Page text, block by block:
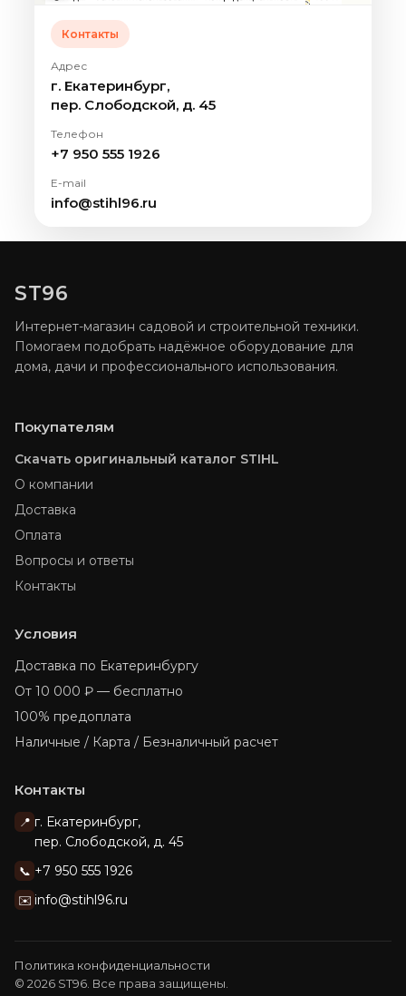
Контакты
Адрес
г. Екатеринбург,
пер. Слободской, д. 45
Телефон
+7 950 555 1926
E-mail
info@stihl96.ru
ST96
Интернет-магазин садовой и строительной техники.
Помогаем подобрать надёжное оборудование для
дома, дачи и профессионального использования.
Покупателям
Скачать оригинальный каталог STIHL
О компании
Доставка
Оплата
Вопросы и ответы
Контакты
Условия
Доставка по Екатеринбургу
От 10 000 ₽ — бесплатно
100% предоплата
Наличные / Карта / Безналичный расчет
Контакты
📍 г. Екатеринбург,
пер. Слободской, д. 45
📞 +7 950 555 1926
✉️ info@stihl96.ru
Политика конфиденциальности
© 2026 ST96. Все права защищены.